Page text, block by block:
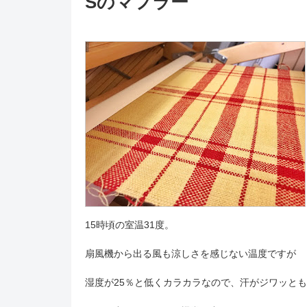
15時頃の室温31度。
扇風機から出る風も涼しさを感じない温度ですが
湿度が25％と低くカラカラなので、汗がジワッと